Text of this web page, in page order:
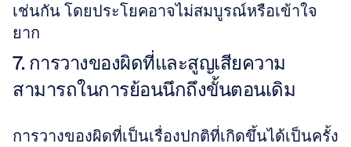
เช่นกัน โดยประโยคอาจไม่สมบูรณ์หรือเข้าใจ
ยาก
7. การวางของผิดที่และสูญเสียความ
สามารถในการย้อนนึกถึงขั้นตอนเดิม
การวางของผิดที่เป็นเรื่องปกติที่เกิดขึ้นได้เป็นครั้ง